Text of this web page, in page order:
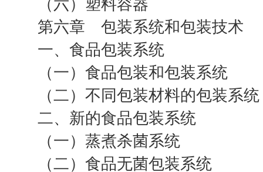
（六）塑料容器
第六章 包装系统和包装技术
一、食品包装系统
（一）食品包装和包装系统
（二）不同包装材料的包装系统
二、新的食品包装系统
（一）蒸煮杀菌系统
（二）食品无菌包装系统